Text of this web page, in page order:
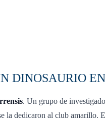
DINOSAURIO
. Un grupo de
la dedicaron al club